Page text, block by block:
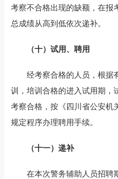
考察不合格出现的缺额，在报
总成绩从高到低依次递补。
（十）试用、聘用
经考察合格的人员，根据
训，培训合格的进入试用期，
考察合格，按《四川省公安机
规定程序办理聘用手续。
（十一）递补
在本次警务辅助人员招聘